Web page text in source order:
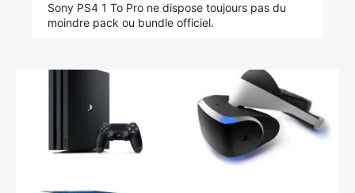
Sony PS4 1 To Pro ne dispose toujours pas du
moindre pack ou bundle officiel.